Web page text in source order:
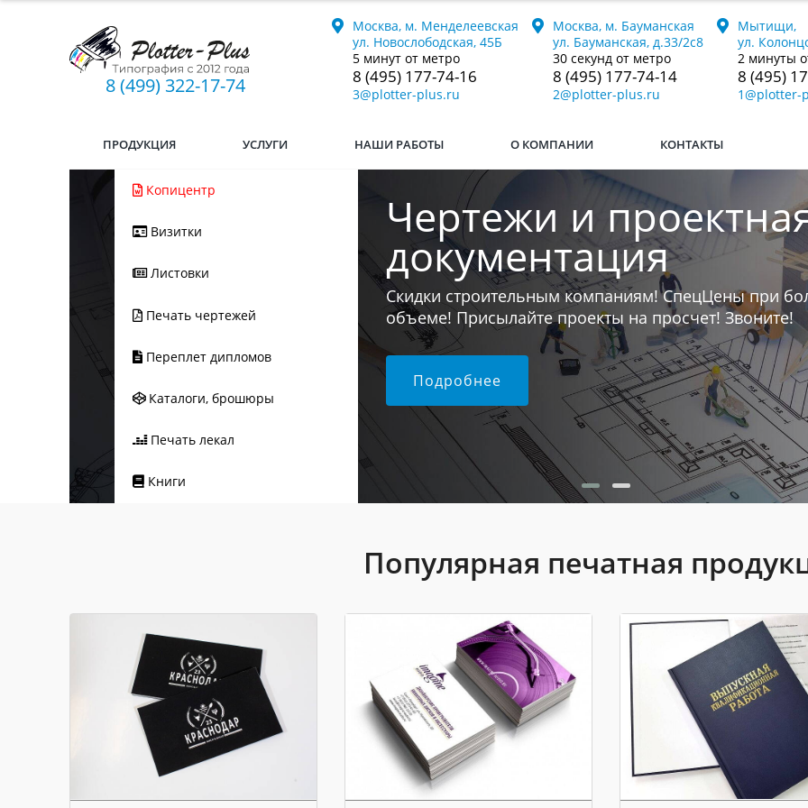
8 (499) 322-17-74
Москва, м. Менделеевская
ул. Новослободская, 45Б
5 минут от метро
8 (495) 177-74-16
3@plotter-plus.ru
Москва, м. Бауманская
ул. Бауманская, д.33/2с8
30 секунд от метро
8 (495) 177-74-14
2@plotter-plus.ru
Мытищи,
ул.
2 минуты
8 (495)
1@plotter-
ПРОДУКЦИЯ УСЛУГИ НАШИ РАБОТЫ О КОМПАНИИ КОНТАКТЫ
Копицентр
Визитки
Листовки
Печать чертежей
Переплет дипломов
Каталоги, брошюры
Печать лекал
Книги
Печатаем книги
Если у вас остался последний бумажный экземпляр
мы переведём его в электронный формат и
любой тираж.
Популярная печатная